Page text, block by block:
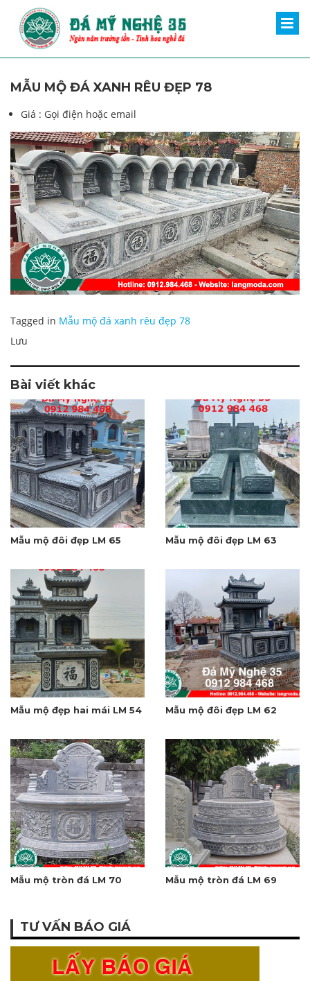
MẪU MỘ ĐÁ XANH RÊU ĐẸP 78
Giá : Gọi điện hoặc email
Tagged in Mẫu mộ đá xanh rêu đẹp 78
Lưu
Bài viết khác
Mẫu mộ đôi đẹp LM 65 Mẫu mộ đôi đẹp LM 63
Mẫu mộ đẹp hai mái LM 54 Mẫu mộ đôi đẹp LM 62
Mẫu mộ tròn đá LM 70 Mẫu mộ tròn đá LM 69
TƯ VẤN BÁO GIÁ